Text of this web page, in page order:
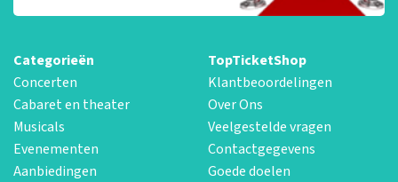
Categorieën
Concerten
Cabaret en theater
Musicals
Evenementen
Aanbiedingen
TopTicketShop
Klantbeoordelingen
Over Ons
Veelgestelde vragen
Contactgegevens
Goede doelen